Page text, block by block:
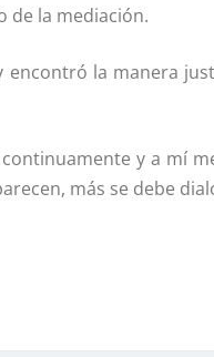
de la mediación.
encontró la manera
y a mí­
más se debe